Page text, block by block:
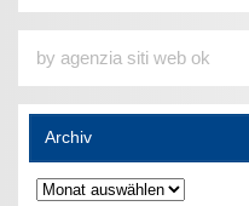
by agenzia siti web ok
Archiv
Archiv